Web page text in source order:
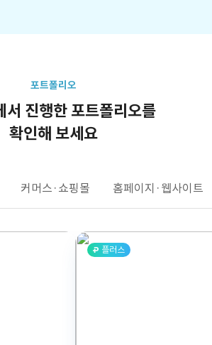
포트폴리오
서 진행한 포트폴리오를
확인해 보세요
커머스·쇼핑몰 홈페이지·웹사이트
플러스